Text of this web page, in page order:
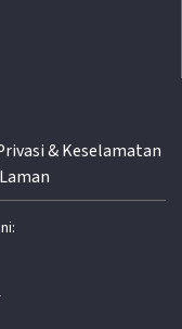
& Keselamatan